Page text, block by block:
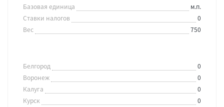
Базовая единица
м.п.
Ставки налогов
0
Вес
750
Белгород
0
Воронеж
0
Калуга
0
Курск
0